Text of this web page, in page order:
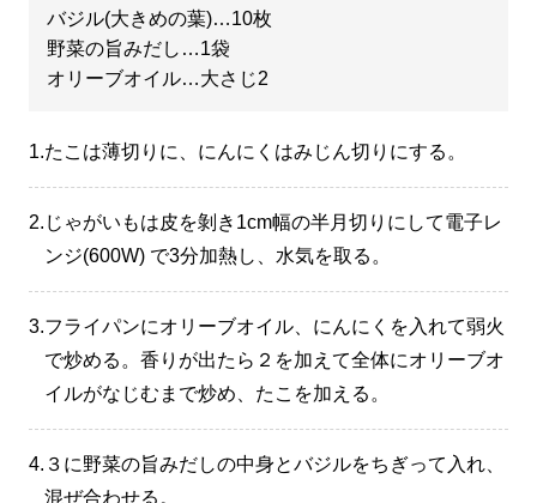
バジル(大きめの葉)…10枚
野菜の旨みだし…1袋
オリーブオイル…大さじ2
1.たこは薄切りに、にんにくはみじん切りにする。
2. じゃがいもは皮を剝き1cm幅の半月切りにして電子レ
ンジ(600W) で3分加熱し、水気を取る。
3.フライパンにオリーブオイル、にんにくを入れて弱火
で炒める。香りが出たら２を加えて全体にオリーブオ
イルがなじむまで炒め、たこを加える。
4. ３に野菜の旨みだしの中身とバジルをちぎって入れ、
混ぜ合わせる。